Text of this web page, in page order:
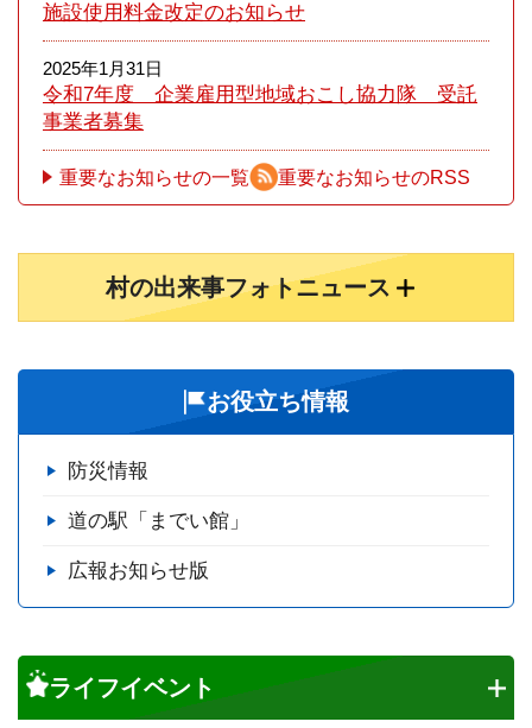
施設使用料金改定のお知らせ
2025年1月31日
令和7年度 企業雇用型地域おこし協力隊 受託
事業者募集
重要なお知らせの一覧 重要なお知らせのRSS
村の出来事フォトニュース
お役立ち情報
防災情報
道の駅「までい館」
広報お知らせ版
ライフイベント